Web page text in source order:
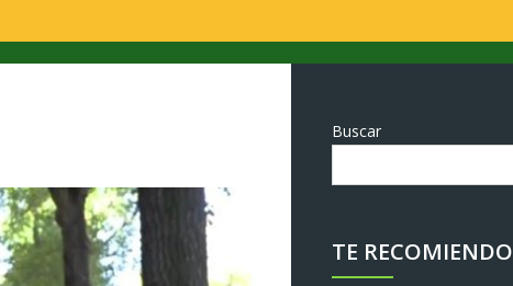
Buscar
TE RECOMIENDO